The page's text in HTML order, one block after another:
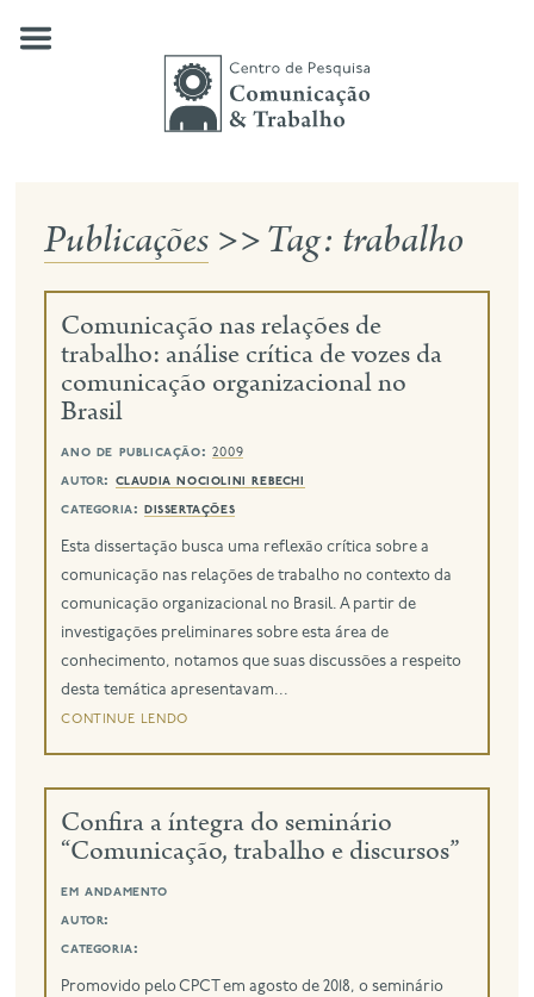
quem somos
publicações
notícias
contato
eng
Publicações >>Tag: trabalho
Comunicação nas relações de
trabalho: análise crítica de vozes da
comunicação organizacional no
Brasil
ano de publicação: 2009
autor: claudia nociolini rebechi
categoria: dissertações
Esta dissertação busca uma reflexão crítica sobre a
comunicação nas relações de trabalho no contexto da
comunicação organizacional no Brasil. A partir de
investigações preliminares sobre esta área de
conhecimento, notamos que suas discussões a respeito
desta temática apresentavam...
continue lendo
Confira a íntegra do seminário
“Comunicação, trabalho e discursos”
em andamento
autor:
categoria:
Promovido pelo CPCT em agosto de 2018, o seminário